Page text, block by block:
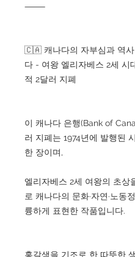
⸻
🇨🇦 캐나다의 자부심과 역사
다 - 여왕 엘리자베스 2세 시
적 2달러 지폐
이 캐나다 은행(Bank of
러 지폐는 1974년에 발행된
한 장이며,
엘리자베스 2세 여왕의 초상
로 캐나다의 문화·자연·노동
륭하게 표현한 작품입니다.
홍갈색을 기조로 한 따뜻한